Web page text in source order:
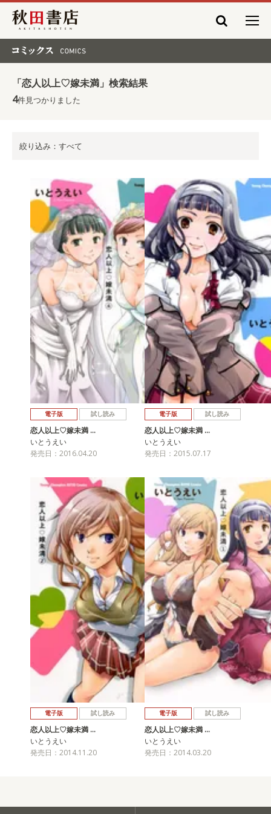
秋田書店
「恋人以上♡嫁未満」検索結果
4件見つかりました
絞り込み：すべて
電子版 試し読み
恋人以上♡嫁未満 …
いとうえい
発売日：2016.04.20
電子版 試し読み
恋人以上♡嫁未満 …
いとうえい
発売日：2015.07.17
電子版 試し読み
恋人以上♡嫁未満 …
いとうえい
発売日：2014.11.20
電子版 試し読み
恋人以上♡嫁未満 …
いとうえい
発売日：2014.03.20